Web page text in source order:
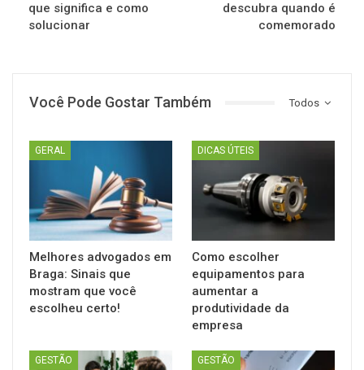
que significa e como
solucionar
descubra quando é
comemorado
Todos
Você Pode Gostar Também
GERAL
Melhores advogados em
Braga: Sinais que
mostram que você
escolheu certo!
DICAS ÚTEIS
Como escolher
equipamentos para
aumentar a
produtividade da
empresa
GESTÃO GESTÃO